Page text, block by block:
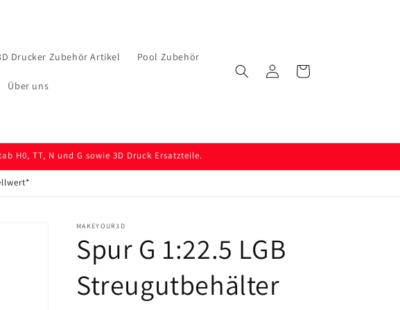
Drucker Zubehör Artikel Pool Zubehör
Über uns
EinloggenWarenkorb
H0, TT, N und G sowie 3D Druck Ersatzteile.
MAKEYOUR3D
Spur G 1:22.5 LGB
Streugutbehälter